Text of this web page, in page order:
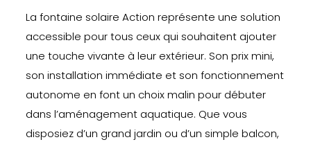
La fontaine solaire Action représente une solution
accessible pour tous ceux qui souhaitent ajouter
une touche vivante à leur extérieur. Son prix mini,
son installation immédiate et son fonctionnement
autonome en font un choix malin pour débuter
dans l’aménagement aquatique. Que vous
disposiez d’un grand jardin ou d’un simple balcon,